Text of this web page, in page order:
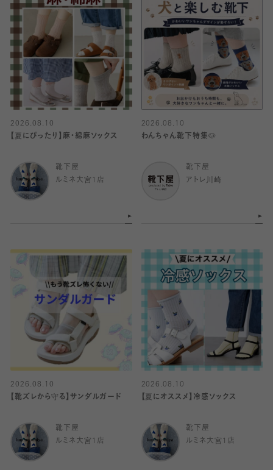
2026.08.10
【夏にぴったり】麻・綿麻ソックス
靴下屋
ルミネ大宮1店
2026.08.10
わんちゃん靴下特集🐶
靴下屋
アトレ川崎
2026.08.10
【靴ズレから守る】サンダルガード
靴下屋
ルミネ大宮1店
2026.08.10
【夏にオススメ】冷感ソックス
靴下屋
ルミネ大宮1店